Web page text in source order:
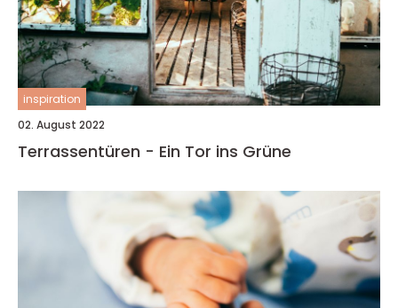
inspiration
02. August 2022
Terrassentüren - Ein Tor ins Grüne